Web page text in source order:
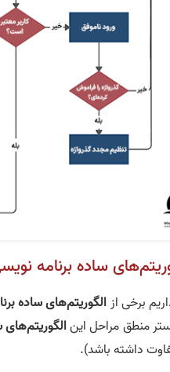
ساده برنامه
برخی ازالگوریتم‌های ساده
منطق مراحل این
داشته باشد).